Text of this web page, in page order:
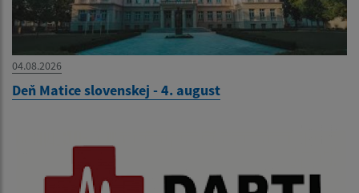
04.08.2026
Deň Matice slovenskej - 4. august